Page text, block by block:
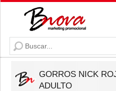
GORROS NICK
ADULTO